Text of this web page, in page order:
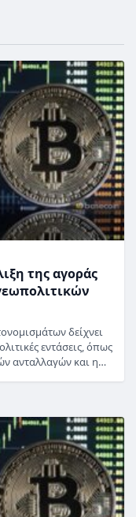
της αγοράς
δείχνει
εντάσεις, όπως
ανταλλαγών και η…